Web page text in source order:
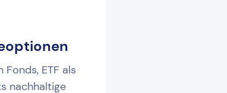
ETF als
nachhaltige